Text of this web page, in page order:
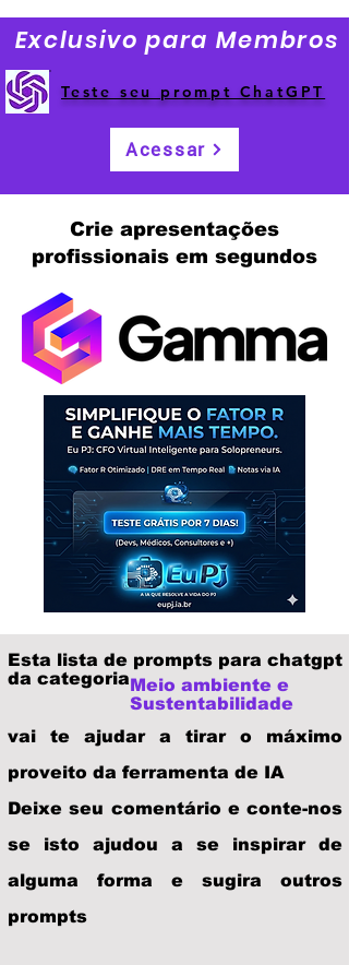
Exclusivo para Membros
Teste seu prompt ChatGPT
Acessar
Crie apresentações
profissionais em segundos
Esta lista de prompts para chatgpt
da categoriaMeio ambiente e
Sustentabilidade
vai te ajudar a tirar o máximo
proveito da ferramenta de IA
Deixe seu comentário e conte-nos
se isto ajudou a se inspirar de
alguma forma e sugira outros
prompts